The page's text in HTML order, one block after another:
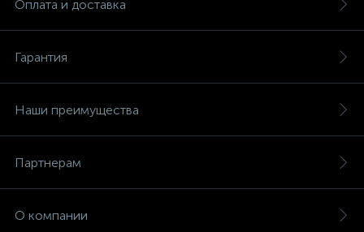
Оплата и доставка
Гарантия
Наши преимущества
Партнерам
О компании